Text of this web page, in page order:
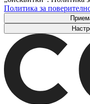
Политика за